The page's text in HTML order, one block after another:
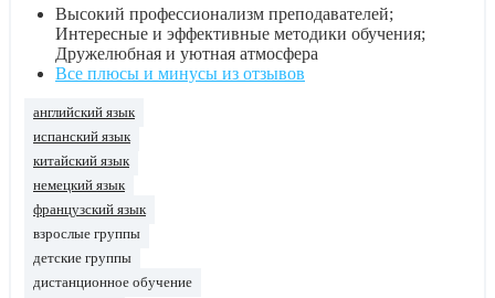
Высокий профессионализм преподавателей;
Интересные и эффективные методики обучения;
Дружелюбная и уютная атмосфера
Все плюсы и минусы из отзывов
английский язык
испанский язык
китайский язык
немецкий язык
французский язык
взрослые группы
детские группы
дистанционное обучение